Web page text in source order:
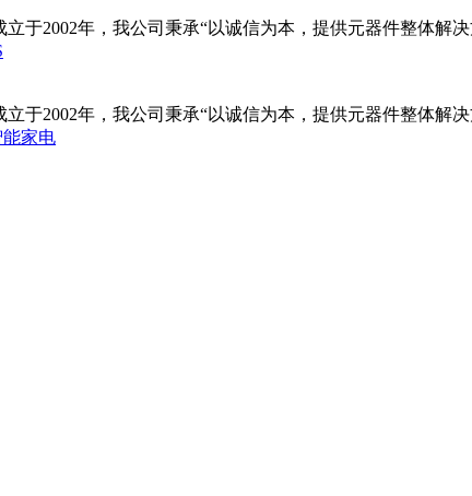
于2002年，我公司秉承“以诚信为本，提供元器件整体解
于2002年，我公司秉承“以诚信为本，提供元器件整体解
能家电